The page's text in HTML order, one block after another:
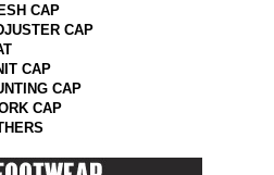
CAP
CAP
CAP
CAP
CAP